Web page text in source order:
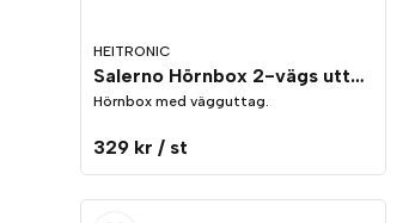
HEITRONIC
Salerno Hörnbox 2-vägs uttag Silver/Vit
Hörnbox med vägguttag.
329 kr / st